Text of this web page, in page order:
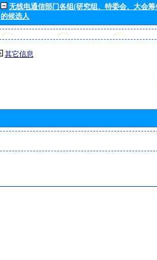
无线电通信部门各组(研究组、特委会、大会
的候选人
其它信息